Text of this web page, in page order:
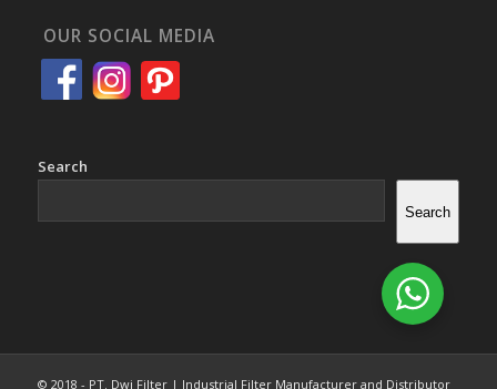
OUR SOCIAL MEDIA
Search
Search
© 2018 - PT. Dwi Filter | Industrial Filter Manufacturer and Distributor